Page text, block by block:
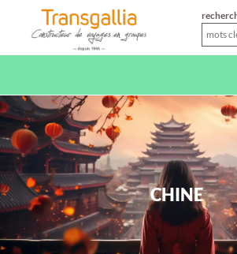
CHINE